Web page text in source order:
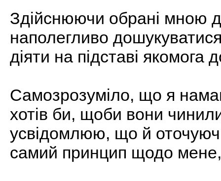
Здійснюючи обрані мною
наполегливо
діяти на підставі якомога
Самозрозуміло, що я
хотів би, щоби вони
усвідомлюю, що й
самий принцип щодо